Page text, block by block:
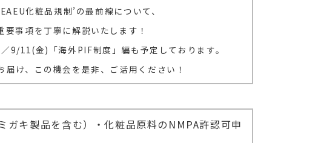
化粧品規制’の最前線について、
事項を丁寧に解説いたします！
11(金)「海外PIF制度」編も予定しております。
け、この機会を是非、ご活用ください！
ガキ製品を含む）・化粧品原料のNMPA許認可申